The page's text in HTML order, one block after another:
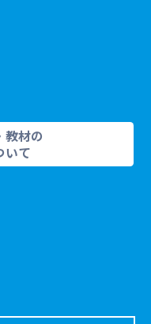
教材の
いて